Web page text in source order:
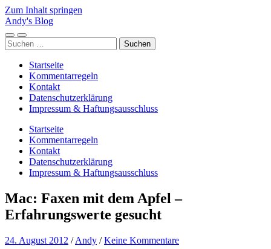
Zum Inhalt springen
Andy's Blog
Mobile-
Menü
Suchfeld
ein-/ausblenden
Suchen
nach:
Startseite
Kommentarregeln
Kontakt
Datenschutzerklärung
Impressum & Haftungsausschluss
Startseite
Kommentarregeln
Kontakt
Datenschutzerklärung
Impressum & Haftungsausschluss
Mac: Faxen mit dem Apfel –
Erfahrungswerte gesucht
24. August 2012 /Andy /Keine Kommentare